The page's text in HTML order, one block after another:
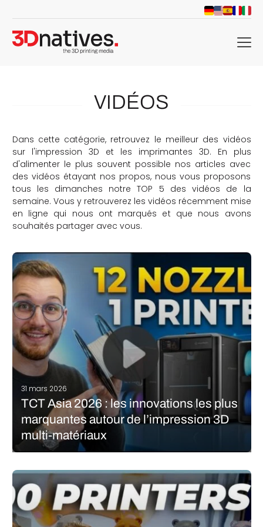
menu
VIDÉOS
Dans cette catégorie, retrouvez le meilleur des vidéos
sur l'impression 3D et les imprimantes 3D. En plus
d'alimenter le plus souvent possible nos articles avec
des vidéos étayant nos propos, nous vous proposons
tous les dimanches notre TOP 5 des vidéos de la
semaine. Vous y retrouverez les vidéos récemment mise
en ligne qui nous ont marqués et que nous avons
souhaités partager avec vous.
31 mars 2026
TCT Asia 2026 : les innovations les plus
marquantes autour de l’impression 3D
multi-matériaux
l’impression 3D FDM multi-matériaux se déroule à un rythme
que peu de gens en Occident avaient anticipé. Au cours des
trois jours du salon, nous avons pu découvrir…
LIRE LA SUITE